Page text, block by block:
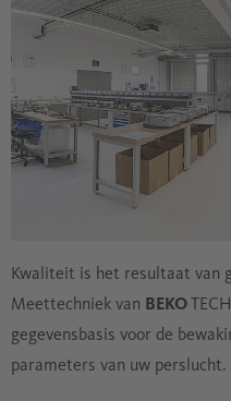
Kwaliteit is het resultaat van
Meettechniek van BEKO
gegevensbasis voor de
parameters van uw perslucht.